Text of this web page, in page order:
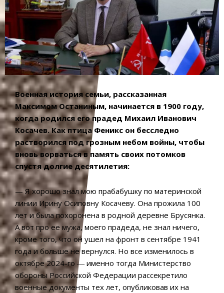
Военная история семьи, рассказанная
Максимом Останиным, начинается в 1900 году,
когда родился его прадед Михаил Иванович
Косачев. Как птица Феникс он бесследно
растворился под грозным небом войны, чтобы
вновь ворваться в память своих потомков
спустя долгие десятилетия:
— Я хорошо знал мою прабабушку по материнской
линии Ирину Осиповну Косачеву. Она прожила 100
лет и была похоронена в родной деревне Брусянка.
А вот про ее мужа, моего прадеда, не знал ничего,
кроме того, что он ушел на фронт в сентябре 1941
года и больше не вернулся. Но все изменилось в
октябре 2024-го ― именно тогда Министерство
обороны Российской Федерации рассекретило
военные документы тех лет, опубликовав их на